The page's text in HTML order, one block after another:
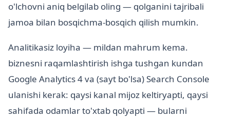
o'lchovni aniq belgilab oling — qolganini tajribali
jamoa bilan bosqichma-bosqich qilish mumkin.
Analitikasiz loyiha — mildan mahrum kema.
biznesni raqamlashtirish ishga tushgan kundan
Google Analytics 4 va (sayt bo'lsa) Search Console
ulanishi kerak: qaysi kanal mijoz keltiryapti, qaysi
sahifada odamlar to'xtab qolyapti — bularni